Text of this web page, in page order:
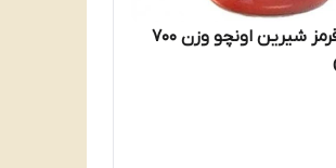
رب فلفل قرمز شیرین اونچو وزن 700